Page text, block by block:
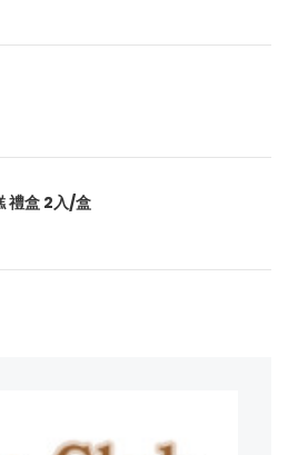
禮盒 2入/盒